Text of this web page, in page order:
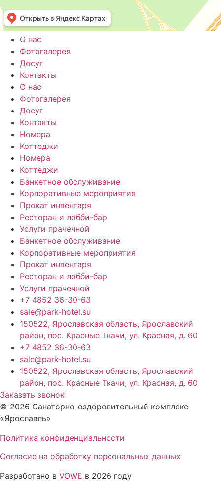
О нас
Фотогалерея
Досуг
Контакты
О нас
Фотогалерея
Досуг
Контакты
Номера
Коттеджи
Номера
Коттеджи
Банкетное обслуживание
Корпоративные мероприятия
Прокат инвентаря
Ресторан и лобби-бар
Услуги прачечной
Банкетное обслуживание
Корпоративные мероприятия
Прокат инвентаря
Ресторан и лобби-бар
Услуги прачечной
+7 4852 36-30-63
sale@park-hotel.su
150522, Ярославская область, Ярославский
район, пос. Красные Ткачи, ул. Красная, д. 60
+7 4852 36-30-63
sale@park-hotel.su
150522, Ярославская область, Ярославский
район, пос. Красные Ткачи, ул. Красная, д. 60
Заказать звонок
© 2026 Санаторно-оздоровительный комплекс
«Ярославль»
Политика конфиденциальности
Согласие на обработку персональных данных
Разработано в VOWE в 2026 году